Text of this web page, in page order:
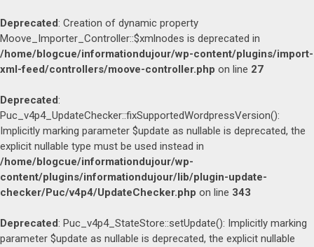
Deprecated: Creation of dynamic property
Moove_Importer_Controller::$xmlnodes is deprecated in
/home/blogcue/informationdujour/wp-content/plugins/import-
xml-feed/controllers/moove-controller.php on line 27
Deprecated:
Puc_v4p4_UpdateChecker::fixSupportedWordpressVersion():
Implicitly marking parameter $update as nullable is deprecated, the
explicit nullable type must be used instead in
/home/blogcue/informationdujour/wp-
content/plugins/informationdujour/lib/plugin-update-
checker/Puc/v4p4/UpdateChecker.php on line 343
Deprecated: Puc_v4p4_StateStore::setUpdate(): Implicitly marking
parameter $update as nullable is deprecated, the explicit nullable